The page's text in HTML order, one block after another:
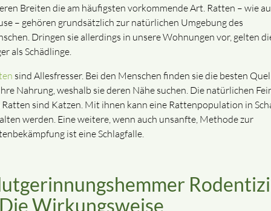
Breiten die am häufigsten vorkommende Art. Ratten – wie
– gehören grundsätzlich zur natürlichen Umgebung des
Dringen sie allerdings in unsere Wohnungen vor, gelten
als Schädlinge.
sind Allesfresser. Bei den Menschen finden sie die besten
Nahrung, weshalb sie deren Nähe suchen. Die natürlichen
sind Katzen. Mit ihnen kann eine Rattenpopulation in
werden. Eine weitere, wenn auch unsanfte, Methode zur
ist eine Schlagfalle.
Wirkungsweise